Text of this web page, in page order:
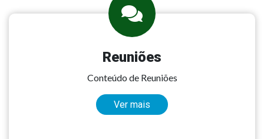
Reuniões
Conteúdo de Reuniões
Ver mais